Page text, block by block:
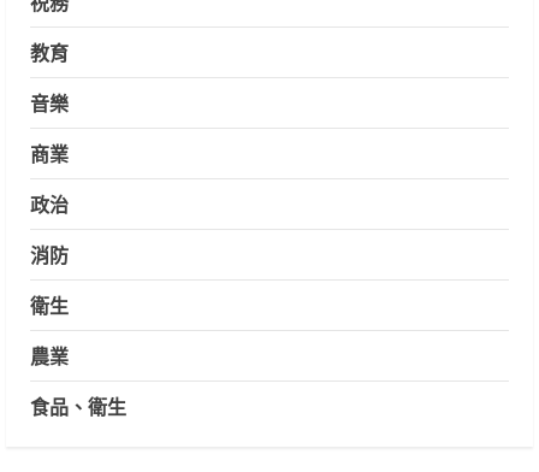
教育
音樂
商業
政治
消防
衛生
農業
食品、衛生